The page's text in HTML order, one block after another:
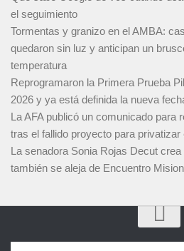
el seguimiento
Tormentas y granizo en el AMBA:
quedaron sin luz y anticipan un
temperatura
Reprogramaron la Primera Prueba
2026 y ya está definida la nueva
La AFA publicó un comunicado para
tras el fallido proyecto para privatizar
La senadora Sonia Rojas Decut
también se aleja de Encuentro